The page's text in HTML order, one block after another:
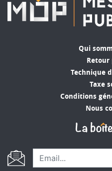
Qui
Technique
Taxe
Conditions
Nous